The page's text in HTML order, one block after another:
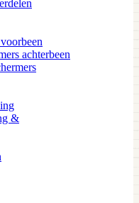
achterbeen
&